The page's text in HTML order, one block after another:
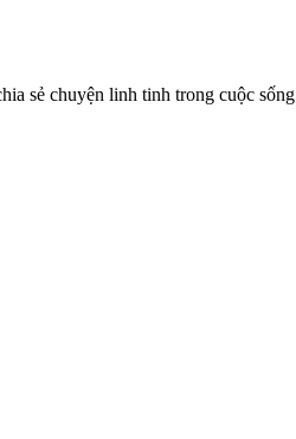
sẻ chuyện linh tinh trong cuộc sống